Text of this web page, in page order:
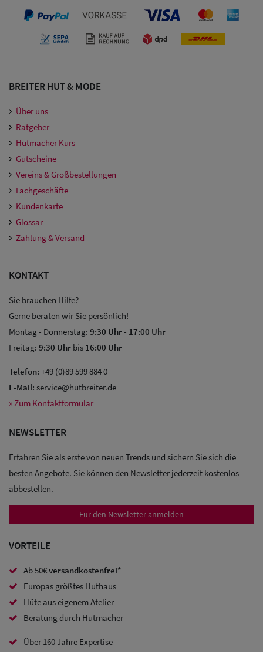
Sale:
Baseball
Caps
Caps
Sale: Caps
mit
BREITER HUT & MODE
Über uns
Ratgeber
Hutmacher Kurs
Gutscheine
Vereins & Großbestellungen
Fachgeschäfte
Kundenkarte
Glossar
Zahlung & Versand
KONTAKT
Sie brauchen Hilfe?
Gerne beraten wir Sie persönlich!
Montag - Donnerstag: 9:30 Uhr- 17:00 Uhr
Freitag: 9:30 Uhr bis 16:00 Uhr
Telefon: +49 (0)89 599 884 0
E-Mail: service@hutbreiter.de
» Zum Kontaktformular
NEWSLETTER
Erfahren Sie als erste von neuen Trends und sichern Sie sich die
besten Angebote. Sie können den Newsletter jederzeit kostenlos
abbestellen.
Für den Newsletter anmelden
VORTEILE
Ab 50€versandkostenfrei*
Europas größtes Huthaus
Hüte aus eigenem Atelier
Beratung durch Hutmacher
Über 160 Jahre Expertise